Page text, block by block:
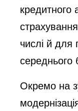
кредитного
числі й для
середнього
Окремо на